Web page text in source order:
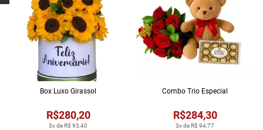
3x de R$ 93,40
R$280,20
Box Luxo Girassol
3x de R$ 94,77
R$284,30
Combo Trio Especial